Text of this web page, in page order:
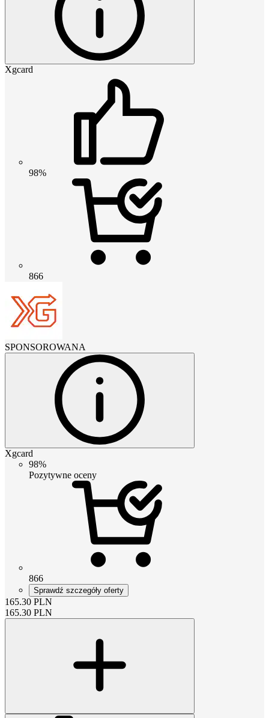
Xgcard
98%
866
SPONSOROWANA
Xgcard
98%
Pozytywne oceny
866
Sprawdź szczegóły oferty
165.30 PLN
165.30 PLN